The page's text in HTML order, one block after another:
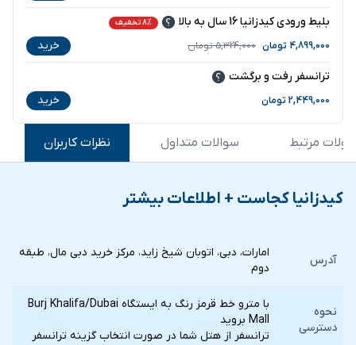
بلیط ورودی کیدزانیا 16 سال به بالا 8% تخفیف
4,899,000 تومان 5,324,000تومان خرید
ترانسفر رفت و برگشت
2,449,000 تومان خرید
مرتبط سوالات متداول نظرات کاربران
کیدزانیا کجاست + اطلاعات بیشتر
آدرس
امارات، دبی، اتوبان شیخ زاید، مرکز خرید دبی مال، طبقه
دوم
نحوه
دسترسی
با مترو خط قرمز رنگ به ایستگاه Burj Khalifa/Dubai
Mall بروید
ترانسفر از هتل شما در صورت انتخاب گزينه ترانسفر